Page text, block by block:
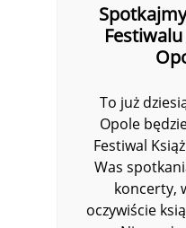
To już
Opole
Festiwal
Was
koncerty,
oczywiście